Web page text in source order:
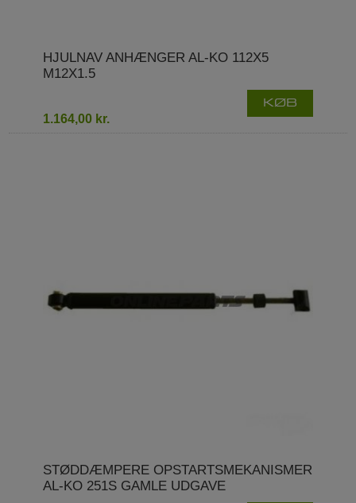
HJULNAV ANHÆNGER AL-KO 112X5
M12X1.5
1.164,00 kr.
KØB
STØDDÆMPERE OPSTARTSMEKANISMER
AL-KO 251S GAMLE UDGAVE